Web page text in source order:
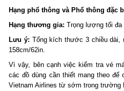
Hạng phổ thông và Phổ thông đặc
Hạng thương gia: Trọng lượng tối đa
Lưu ý: Tổng kích thước 3 chiều
158cm/62in.
Vì vậy, bên cạnh việc kiểm tra vé
các đồ dùng cần thiết mang theo
Vietnam Airlines từ sớm trong trường